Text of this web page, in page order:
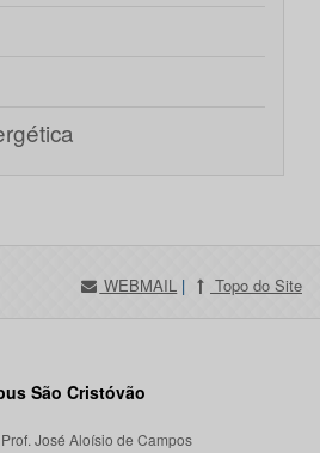
WEBMAIL | Topo do Site
São Cristóvão
José Aloísio de Campos